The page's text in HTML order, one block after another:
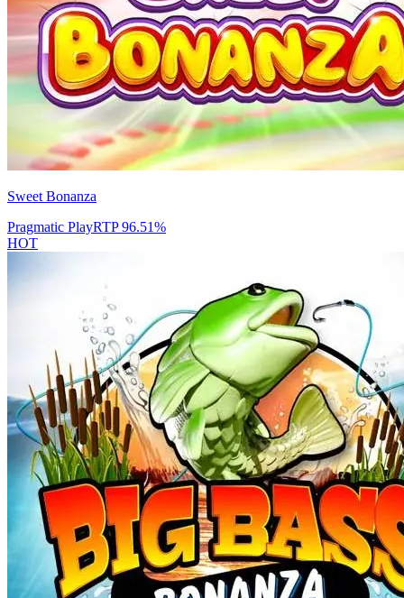
Sweet Bonanza
Pragmatic PlayRTP96.51%
HOT